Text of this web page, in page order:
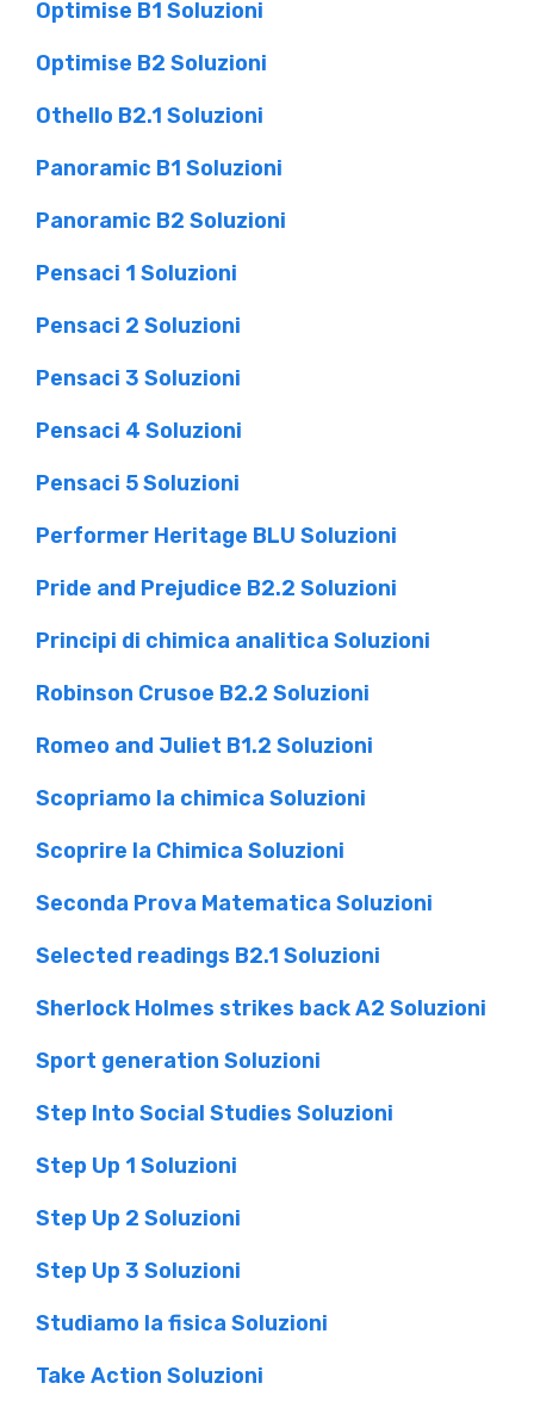
Optimise B1 Soluzioni
Optimise B2 Soluzioni
Othello B2.1 Soluzioni
Panoramic B1 Soluzioni
Panoramic B2 Soluzioni
Pensaci 1 Soluzioni
Pensaci 2 Soluzioni
Pensaci 3 Soluzioni
Pensaci 4 Soluzioni
Pensaci 5 Soluzioni
Performer Heritage BLU Soluzioni
Pride and Prejudice B2.2 Soluzioni
Principi di chimica analitica Soluzioni
Robinson Crusoe B2.2 Soluzioni
Romeo and Juliet B1.2 Soluzioni
Scopriamo la chimica Soluzioni
Scoprire la Chimica Soluzioni
Seconda Prova Matematica Soluzioni
Selected readings B2.1 Soluzioni
Sherlock Holmes strikes back A2 Soluzioni
Sport generation Soluzioni
Step Into Social Studies Soluzioni
Step Up 1 Soluzioni
Step Up 2 Soluzioni
Step Up 3 Soluzioni
Studiamo la fisica Soluzioni
Take Action Soluzioni